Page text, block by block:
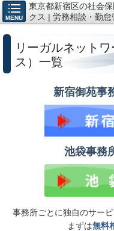
MENU
東京都新宿区の社会
クス | 労務相談・勤
リーガルネット
ス）一覧
新宿御苑事
池袋事務
事務所ごとに独自のサー
まずは無料